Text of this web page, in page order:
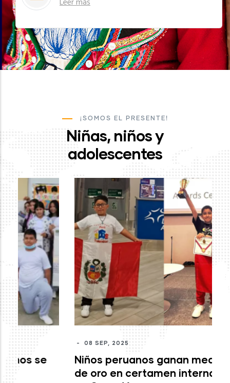
¡SOMOS EL PRESENTE!
Niñas, niños y
adolescentes
08 SEP, 2025
Niños peruanos ganan medallas
de oro en certamen internacional